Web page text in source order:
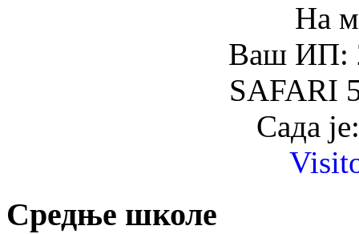
На
Ваш ИП:
SAFARI
Сада
Средње школе